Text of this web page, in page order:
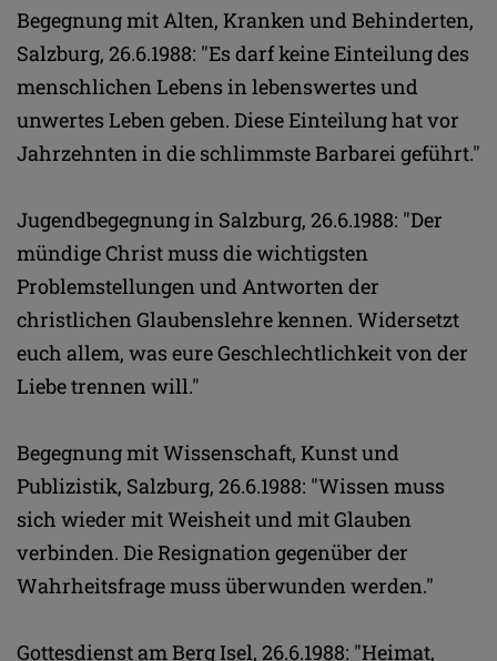
Begegnung mit Alten, Kranken und Behinderten,
Salzburg, 26.6.1988: "Es darf keine Einteilung des
menschlichen Lebens in lebenswertes und
unwertes Leben geben. Diese Einteilung hat vor
Jahrzehnten in die schlimmste Barbarei geführt."
Jugendbegegnung in Salzburg, 26.6.1988: "Der
mündige Christ muss die wichtigsten
Problemstellungen und Antworten der
christlichen Glaubenslehre kennen. Widersetzt
euch allem, was eure Geschlechtlichkeit von der
Liebe trennen will."
Begegnung mit Wissenschaft, Kunst und
Publizistik, Salzburg, 26.6.1988: "Wissen muss
sich wieder mit Weisheit und mit Glauben
verbinden. Die Resignation gegenüber der
Wahrheitsfrage muss überwunden werden."
Gottesdienst am Berg Isel, 26.6.1988: "Heimat,